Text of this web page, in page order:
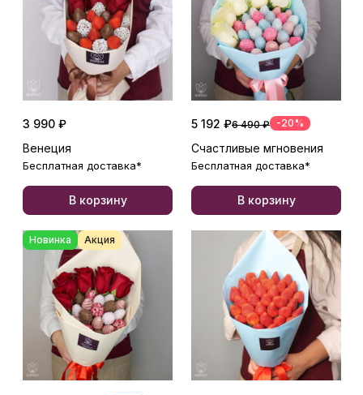
3 990 ₽
Венеция
Бесплатная доставка*
В корзину
5 192 ₽6 490 ₽ -20%
Счастливые мгновения
Бесплатная доставка*
В корзину
Новинка Акция